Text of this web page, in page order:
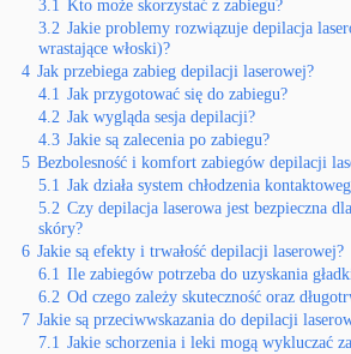
3.1 Kto może skorzystać z zabiegu?
3.2 Jakie problemy rozwiązuje depilacja
wrastające włoski)?
4 Jak przebiega zabieg depilacji laserowej?
4.1 Jak przygotować się do zabiegu?
4.2 Jak wygląda sesja depilacji?
4.3 Jakie są zalecenia po zabiegu?
5 Bezbolesność i komfort zabiegów depilacji
5.1 Jak działa system chłodzenia
5.2 Czy depilacja laserowa jest bezpieczna
skóry?
6 Jakie są efekty i trwałość depilacji laserowej?
6.1 Ile zabiegów potrzeba do uzyskania
6.2 Od czego zależy skuteczność oraz
7 Jakie są przeciwwskazania do depilacji
7.1 Jakie schorzenia i leki mogą wykluczać